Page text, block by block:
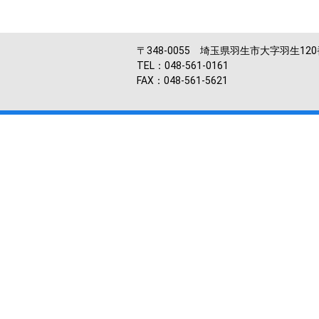
〒348-0055 埼玉県羽生市大字羽生120
TEL：048-561-0161
FAX：048-561-5621